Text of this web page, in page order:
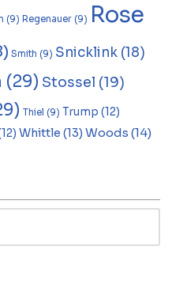
(9) Regenauer (9) Rose
Smith (9) Snicklink (18)
(29) Stossel (19)
Thiel (9) Trump (12)
Whittle (13) Woods (14)